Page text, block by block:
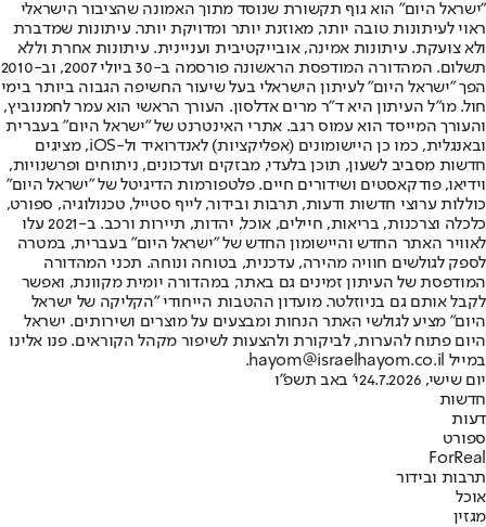
"ישראל היום" הוא גוף תקשורת שנוסד מתוך האמונה שהציבור הישראלי
ראוי לעיתונות טובה יותר, מאוזנת יותר ומדויקת יותר. עיתונות שמדברת
ולא צועקת. עיתונות אמינה, אובייקטיבית ועניינית. עיתונות אחרת וללא
תשלום. המהדורה המודפסת הראשונה פורסמה ב-30 ביולי 2007, וב-2010
הפך "ישראל היום" לעיתון הישראלי בעל שיעור החשיפה הגבוה ביותר בימי
חול. מו"ל העיתון היא ד"ר מרים אדלסון. העורך הראשי הוא עמר לחמנוביץ,
והעורך המייסד הוא עמוס רגב. אתרי האינטרנט של "ישראל היום" בעברית
ובאנגלית, כמו כן היישומונים (אפליקציות) לאנדרואיד ול-iOS, מציגים
חדשות מסביב לשעון, תוכן בלעדי, מבזקים ועדכונים, ניתוחים ופרשנויות,
וידיאו, פודקאסטים ושידורים חיים. פלטפורמות הדיגיטל של "ישראל היום"
כוללות ערוצי חדשות ודעות, תרבות ובידור, לייף סטייל, טכנולוגיה, ספורט,
כלכלה וצרכנות, בריאות, חיילים, אוכל, יהדות, תיירות ורכב. ב-2021 עלו
לאוויר האתר החדש והיישומון החדש של "ישראל היום" בעברית, במטרה
לספק לגולשים חוויה מהירה, עדכנית, בטוחה ונוחה. תכני המהדורה
המודפסת של העיתון זמינים גם באתר, במהדורה יומית מקוונת, ואפשר
לקבל אותם גם בניוזלטר. מועדון ההטבות הייחודי "הקליקה של ישראל
היום" מציע לגולשי האתר הנחות ומבצעים על מוצרים ושירותים. ישראל
היום פתוח להערות, לביקורת ולהצעות לשיפור מקהל הקוראים. פנו אלינו
במייל hayom@israelhayom.co.il.
יום שישי, 24.7.2026
י' באב תשפ"ו
חדשות
דעות
ספורט
ForReal
תרבות ובידור
אוכל
מגזין